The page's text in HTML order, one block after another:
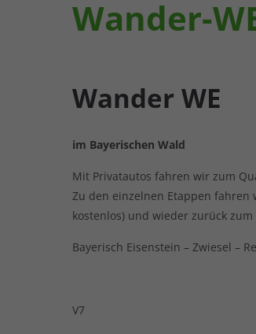
Wander-
Wander WE
im Bayerischen Wald
Mit Privatautos fahren wir zum
Zu den einzelnen Etappen
kostenlos) und wieder zurück
Bayerisch Eisenstein – Zwiesel –
V7